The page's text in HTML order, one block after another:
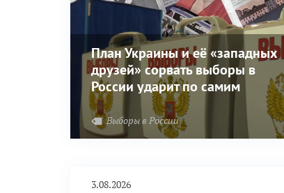
План Украины и её «западных
друзей» сорвать выборы в
России ударит по самим
закопёрщикам
Выборы в России
3.08.2026